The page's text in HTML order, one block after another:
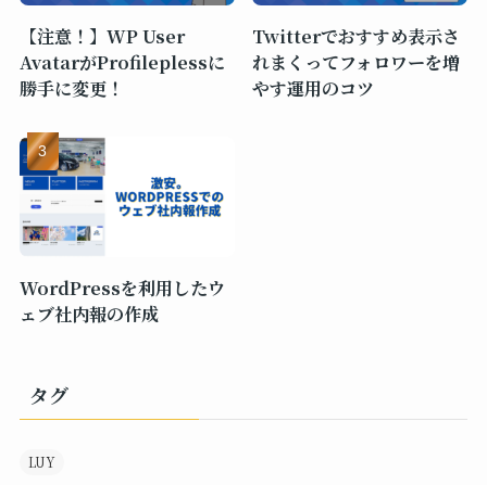
【注意！】WP User
AvatarがProfileplessに
勝手に変更！
Twitterでおすすめ表示さ
れまくってフォロワーを増
やす運用のコツ
WordPressを利用したウ
ェブ社内報の作成
タグ
LUY